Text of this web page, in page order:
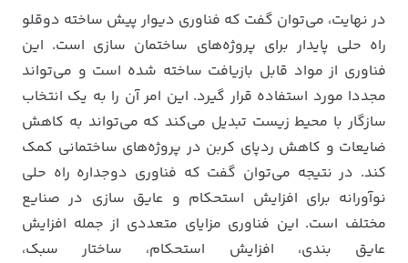
در نهایت، می‌توان گفت که فناوری دیوار پیش ساخته دوقلو
راه حلی پایدار برای پروژه‌های ساختمان سازی است. این
فناوری از مواد قابل بازیافت ساخته شده است و می‌تواند
مجددا مورد استفاده قرار گیرد. این امر آن را به یک انتخاب
سازگار با محیط زیست تبدیل می‌کند که می‌تواند به کاهش
ضایعات و کاهش ردپای کربن در پروژه‌های ساختمانی کمک
کند. در نتیجه می‌توان گفت که فناوری دوجداره راه حلی
نوآورانه برای افزایش استحکام و عایق سازی در صنایع
مختلف است. این فناوری مزایای متعددی از جمله افزایش
عایق بندی، افزایش استحکام، ساختار سبک،